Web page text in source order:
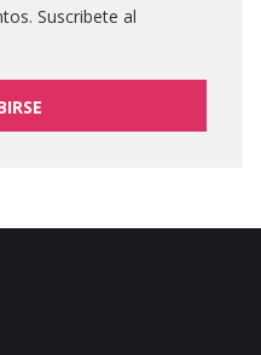
Suscribete al